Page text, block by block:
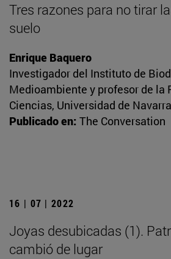
Tres razones para no tirar
suelo
Enrique Baquero
Investigador del Instituto de
Medioambiente y profesor de la
Ciencias, Universidad de Navarra
Publicado en: The Conversation
16 | 07 | 2022
Joyas desubicadas (1).
cambió de lugar